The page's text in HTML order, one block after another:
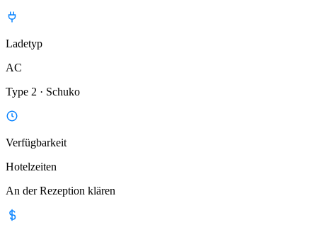
Ladetyp
AC
Type 2 · Schuko
Verfügbarkeit
Hotelzeiten
An der Rezeption klären